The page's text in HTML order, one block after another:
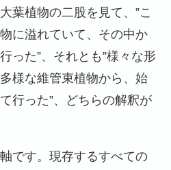
葉植物の二股を見て、”こ
に溢れていて、その中か
った”、それとも”様々な形
様な維管束植物から、始
行った”、どちらの解釈が
です。現存するすべての